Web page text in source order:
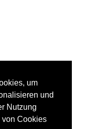
um
und
Nutzung
von Cookies